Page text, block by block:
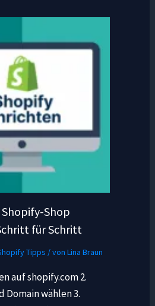
Shop
für Schritt
Tipps / von Lina Braun
auf shopify.com 2.
Domain wählen 3.